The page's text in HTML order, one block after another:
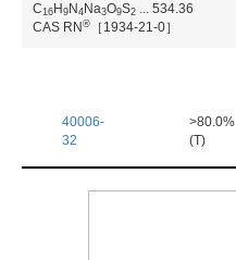
C16 H 9 N 4 Na3O9S2 ... 534.36
CAS RN ® ［1934-21-0］
40006-
32
>80.0%
(T)